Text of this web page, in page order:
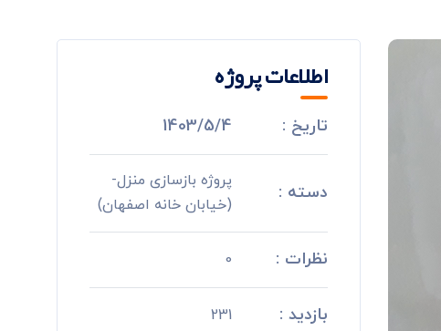
اطلاعات پروژه
تاریخ : 1403/5/4
دسته :
پروژه بازسازی منزل-
(خیابان خانه اصفهان)
نظرات : 0
بازدید : 231